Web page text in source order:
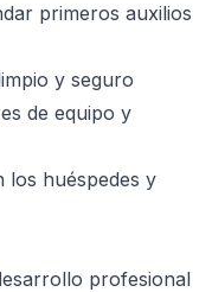
primeros auxilios
y seguro
de equipo y
los huéspedes y
profesional